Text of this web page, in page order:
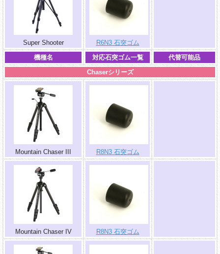
Super Shooter R6N3 石突ゴム
機種名 対応石突ゴム一覧
代替可能品
Chaserシリーズ
Mountain Chaser III R8N3 石突ゴム
Mountain Chaser IV R8N3 石突ゴム